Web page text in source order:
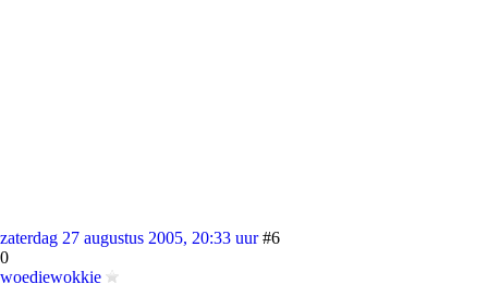
zaterdag 27 augustus 2005, 20:33 uur #6
0
woediewokkie